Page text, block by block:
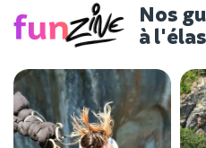
Nos
à